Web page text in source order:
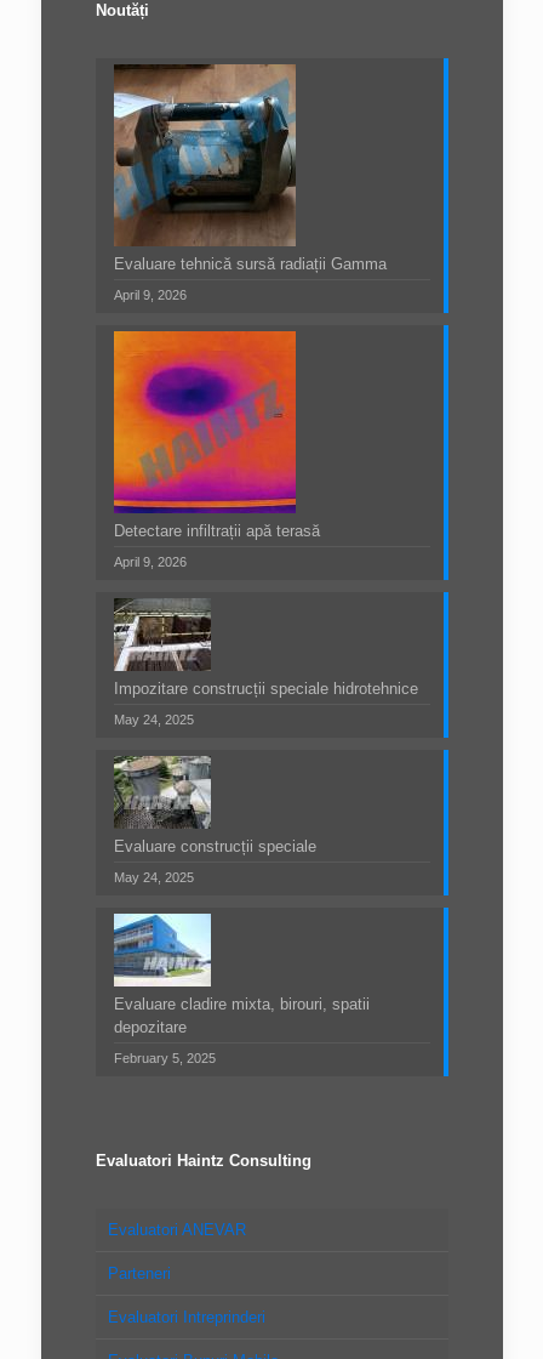
Noutăți
Evaluare tehnică sursă radiații Gamma
April 9, 2026
Detectare infiltrații apă terasă
April 9, 2026
Impozitare construcții speciale hidrotehnice
May 24, 2025
Evaluare construcții speciale
May 24, 2025
Evaluare cladire mixta, birouri, spatii
depozitare
February 5, 2025
Evaluatori Haintz Consulting
Evaluatori ANEVAR
Parteneri
Evaluatori Intreprinderi